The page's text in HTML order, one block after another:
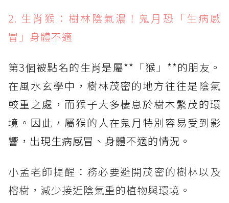
2. 生肖猴：樹林陰氣濃！鬼月恐「生病感
冒」身體不適
第3個被點名的生肖是屬**「猴」**的朋友。
在風水玄學中，樹林茂密的地方往往是陰氣
較重之處，而猴子大多棲息於樹木繁茂的環
境。因此，屬猴的人在鬼月特別容易受到影
響，出現生病感冒、身體不適的情況。
小孟老師提醒：務必要避開茂密的樹林以及
榕樹，減少接近陰氣重的植物與環境。